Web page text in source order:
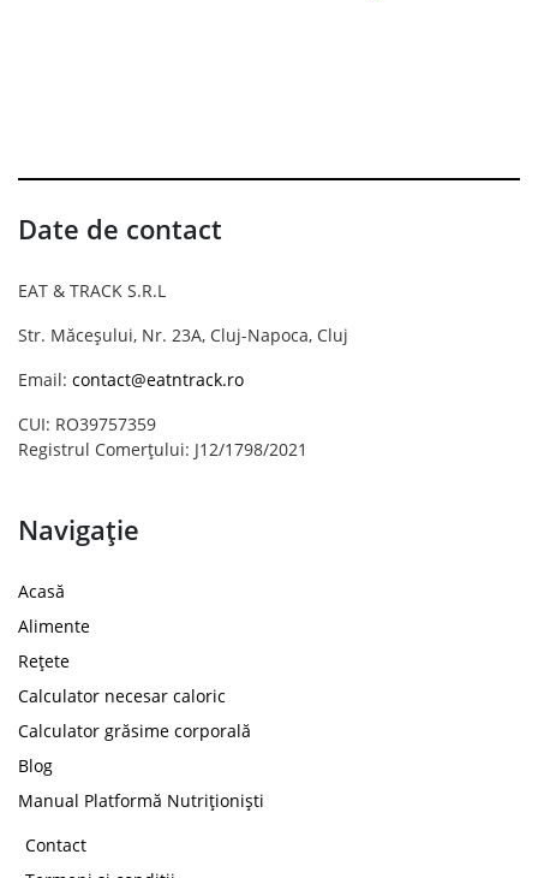
Date de contact
EAT & TRACK S.R.L
Str. Măceșului, Nr. 23A, Cluj-Napoca, Cluj
Email: contact@eatntrack.ro
CUI: RO39757359
Registrul Comerțului: J12/1798/2021
Navigație
Acasă
Alimente
Rețete
Calculator necesar caloric
Calculator grăsime corporală
Blog
Manual Platformă Nutriționiști
Contact